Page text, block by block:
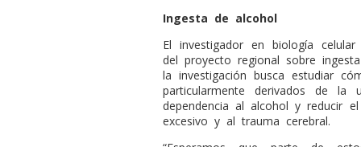
Ingesta de alcohol
El investigador en biología
del proyecto regional sobre
la investigación busca estudiar
particularmente derivados de la
dependencia al alcohol y reducir
excesivo y al trauma cerebral.